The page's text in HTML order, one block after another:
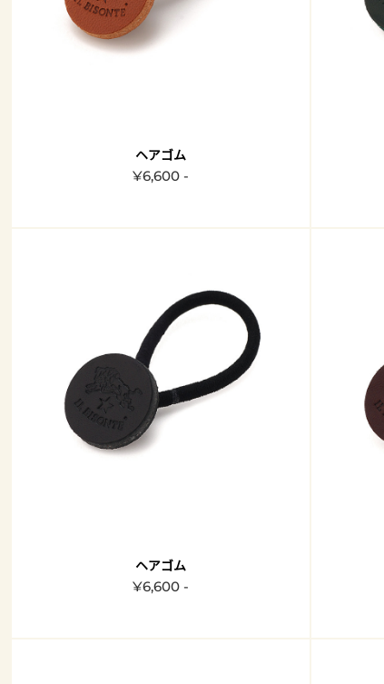
ヘアゴム
¥6,600 -
ヘアゴム
¥6,600 -